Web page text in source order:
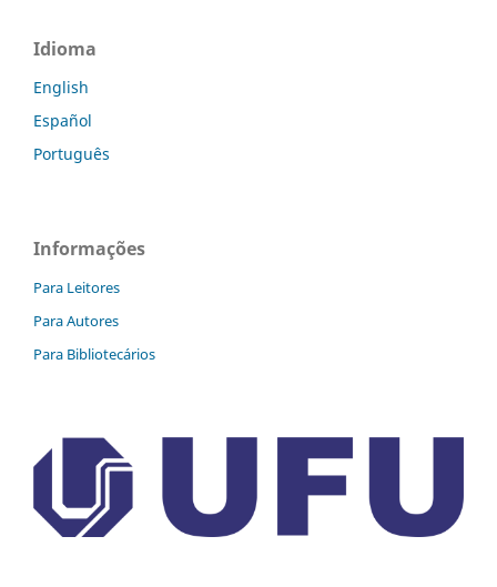
Idioma
English
Español
Português
Informações
Para Leitores
Para Autores
Para Bibliotecários